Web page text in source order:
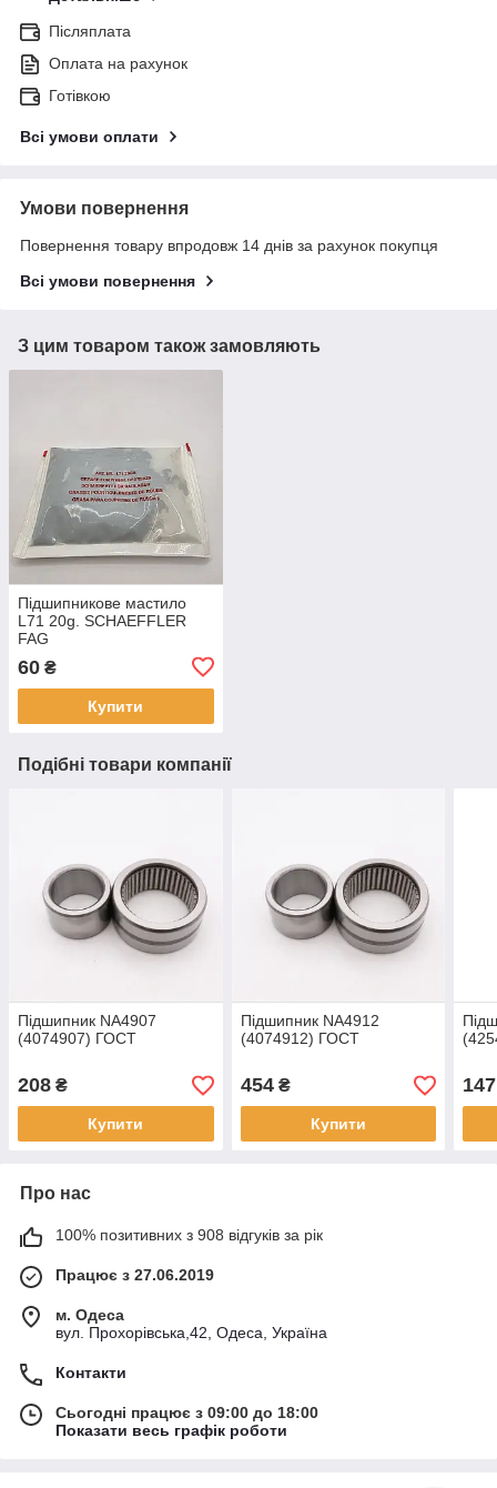
Післяплата
Оплата на рахунок
Готівкою
Всі умови оплати
Умови повернення
Повернення товару впродовж 14 днів за рахунок покупця
Всі умови повернення
З цим товаром також замовляють
Підшипникове мастило
L71 20g. SCHAEFFLER
FAG
60 ₴
Купити
Подібні товари компанії
Підшипник NA4907
(4074907) ГОСТ
208 ₴
Купити
Підшипник NA4912
(4074912) ГОСТ
454₴
Купити
147
Про нас
100% позитивних з 908 відгуків за рік
Працює з 27.06.2019
м. Одеса
вул. Прохорівська,42, Одеса, Україна
Контакти
Сьогодні працює з 09:00 до 18:00
Показати весь графік роботи